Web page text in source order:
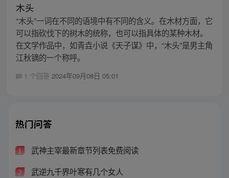
木头
“木头”一词在不同的语境中有不同的含义。在木材方面，它
可以指砍伐下的树木的统称，也可以指具体的某种木材。
在文学作品中，如青垚小说《天子谋》中，“木头”是男主角
江秋镝的一个称呼。
1 个回答 2024年09月08日 05:01
热门问答
1 武神主宰最新章节列表免费阅读
2 武逆九千界叶寒有几个女人